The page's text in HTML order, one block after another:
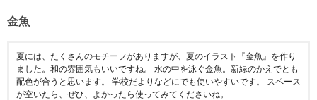
金魚
夏には、たくさんのモチーフがありますが、夏のイラスト『金魚』を作り
ました。和の雰囲気もいいですね。 水の中を泳ぐ金魚。新緑のかえでとも
配色が合うと思います。 学校だよりなどにでも使いやすいです。 スペース
が空いたら、ぜひ、よかったら使ってみてくださいね。